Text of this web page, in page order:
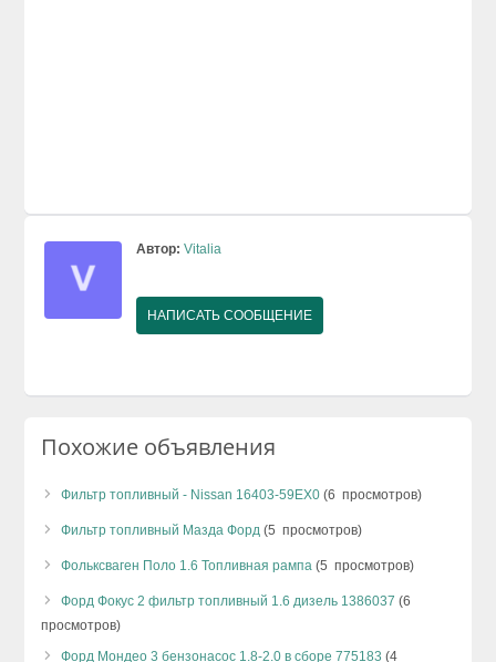
Автор: Vitalia
НАПИСАТЬ СООБЩЕНИЕ
Похожие объявления
Фильтр топливный - Nissan 16403-59EX0 (6 просмотров)
Фильтр топливный Мазда Форд (5 просмотров)
Фольксваген Поло 1.6 Топливная рампа (5 просмотров)
Форд Фокус 2 фильтр топливный 1.6 дизель 1386037 (6
просмотров)
Форд Мондео 3 бензонасос 1.8-2.0 в сборе 775183 (4